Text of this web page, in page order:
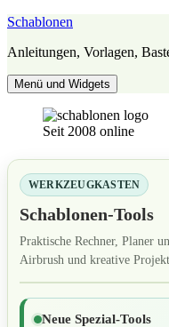
Zum
springen
Schablonen
Anleitungen, Vorlagen,
Menü und Widgets
Seit 2008 online
WERKZEUGKASTEN
Schablonen-Tools
Praktische Rechner, Planer
Airbrush und kreative
Neue Spezial-Tools